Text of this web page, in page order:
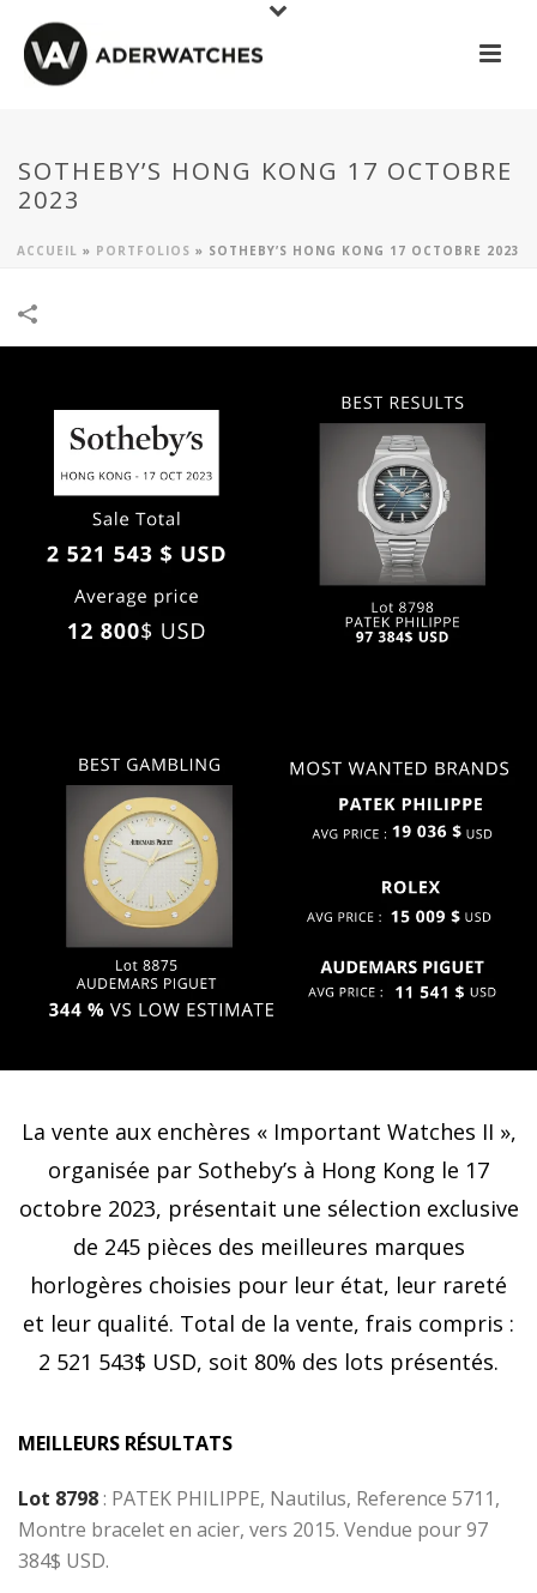
SOTHEBY’S HONG KONG 17 OCTOBRE
2023
ACCUEIL » PORTFOLIOS » SOTHEBY’S HONG KONG 17 OCTOBRE 2023
La vente aux enchères « Important Watches II »,
organisée par Sotheby’s à Hong Kong le 17
octobre 2023, présentait une sélection exclusive
de 245 pièces des meilleures marques
horlogères choisies pour leur état, leur rareté
et leur qualité. Total de la vente, frais compris :
2 521 543$ USD, soit 80% des lots présentés.
MEILLEURS RÉSULTATS
Lot 8798: PATEK PHILIPPE, Nautilus, Reference 5711,
Montre bracelet en acier, vers 2015. Vendue pour 97
384$ USD.